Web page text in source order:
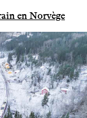
en Norvège